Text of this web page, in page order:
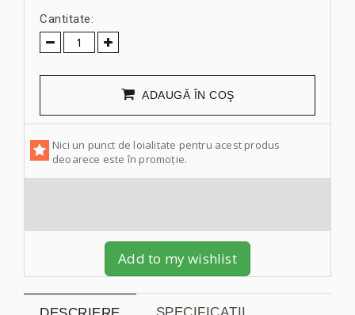
Cantitate:
ADAUGĂ ÎN COŞ
Nici un punct de loialitate pentru acest produs
deoarece este în promoție.
Add to my wishlist